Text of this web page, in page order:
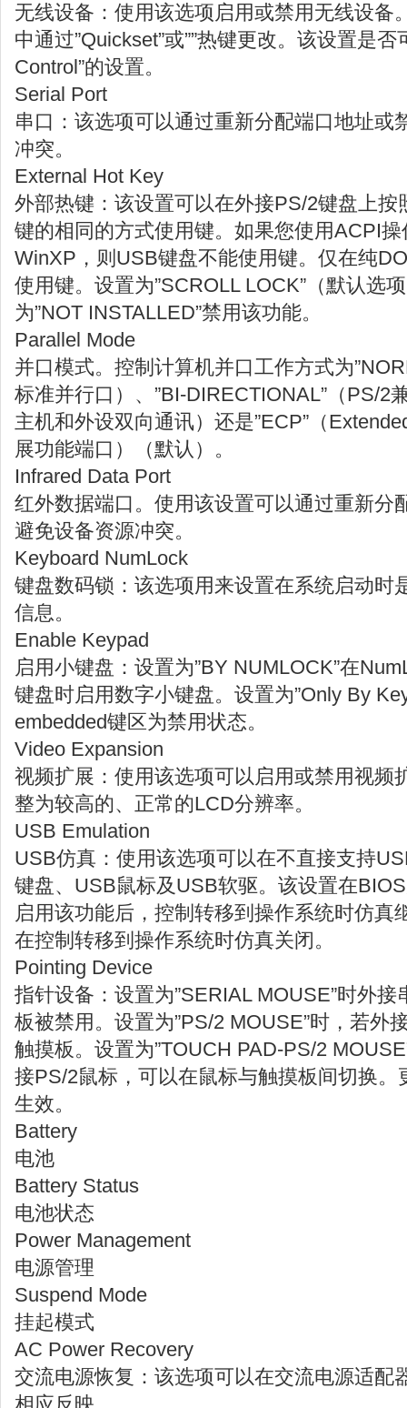
无线设备：使用该选项启用或禁用无线设备
中通过”Quickset”或””热键更改。该设置是
Control”的设置。
Serial Port
串口：该选项可以通过重新分配端口地址或
冲突。
External Hot Key
外部热键：该设置可以在外接PS/2键盘上按
键的相同的方式使用键。如果您使用ACPI
WinXP，则USB键盘不能使用键。仅在纯
使用键。设置为”SCROLL LOCK”（默认选
为”NOT INSTALLED”禁用该功能。
Parallel Mode
并口模式。控制计算机并口工作方式为
标准并行口）、”BI-DIRECTIONAL”（PS/2
主机和外设双向通讯）还是”ECP”（
展功能端口）（默认）。
Infrared Data Port
红外数据端口。使用该设置可以通过重新分
避免设备资源冲突。
Keyboard NumLock
键盘数码锁：该选项用来设置在系统启动时
信息。
Enable Keypad
启用小键盘：设置为”BY NUMLOCK”在
键盘时启用数字小键盘。设置为”Only By
embedded键区为禁用状态。
Video Expansion
视频扩展：使用该选项可以启用或禁用视频
整为较高的、正常的LCD分辨率。
USB Emulation
USB仿真：使用该选项可以在不直接支持
键盘、USB鼠标及USB软驱。该设置在
启用该功能后，控制转移到操作系统时仿真
在控制转移到操作系统时仿真关闭。
Pointing Device
指针设备：设置为”SERIAL MOUSE”时外
板被禁用。设置为”PS/2 MOUSE”时，若外
触摸板。设置为”TOUCH PAD-PS/2
接PS/2鼠标，可以在鼠标与触摸板间切换。
生效。
Battery
电池
Battery Status
电池状态
Power Management
电源管理
Suspend Mode
挂起模式
AC Power Recovery
交流电源恢复：该选项可以在交流电源适配